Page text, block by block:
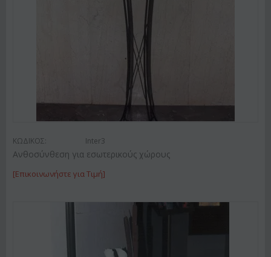
ΚΩΔΙΚΟΣ: Inter3
Ανθοσύνθεση για εσωτερικούς χώρους
[Επικοινωνήστε για Τιμή]